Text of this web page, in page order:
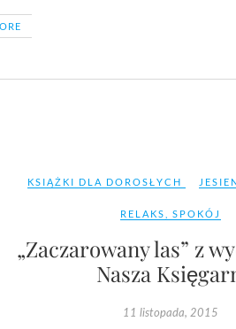
KSIĄŻKI DLA DOROSŁYCH
RELAKS ,SPOKÓJ
„Zaczarowany las” z
Nasza
11 listopada, 2015